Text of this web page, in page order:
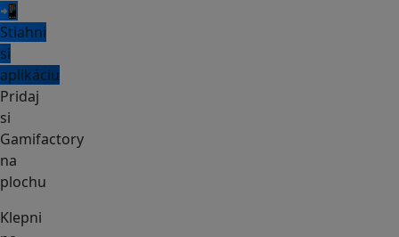
📲
Stiahni
si
aplikáciu
Pridaj
si
Gamifactory
na
plochu
Klepni